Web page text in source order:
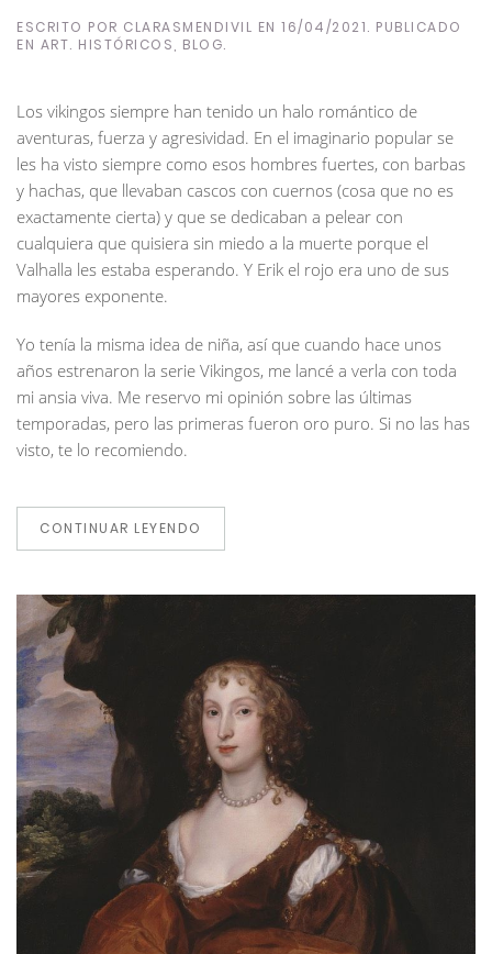
ESCRITO POR CLARASMENDIVIL EN 16/04/2021. PUBLICADO
EN ART. HISTÓRICOS BLOG.
Los vikingos siempre han tenido un halo romántico de
aventuras, fuerza y agresividad. En el imaginario popular se
les ha visto siempre como esos hombres fuertes, con barbas
y hachas, que llevaban cascos con cuernos (cosa que no es
exactamente cierta) y que se dedicaban a pelear con
cualquiera que quisiera sin miedo a la muerte porque el
Valhalla les estaba esperando. Y Erik el rojo era uno de sus
mayores exponente.
Yo tenía la misma idea de niña, así que cuando hace unos
años estrenaron la serie Vikingos, me lancé a verla con toda
mi ansia viva. Me reservo mi opinión sobre las últimas
temporadas, pero las primeras fueron oro puro. Si no las has
visto, te lo recomiendo.
CONTINUAR LEYENDO